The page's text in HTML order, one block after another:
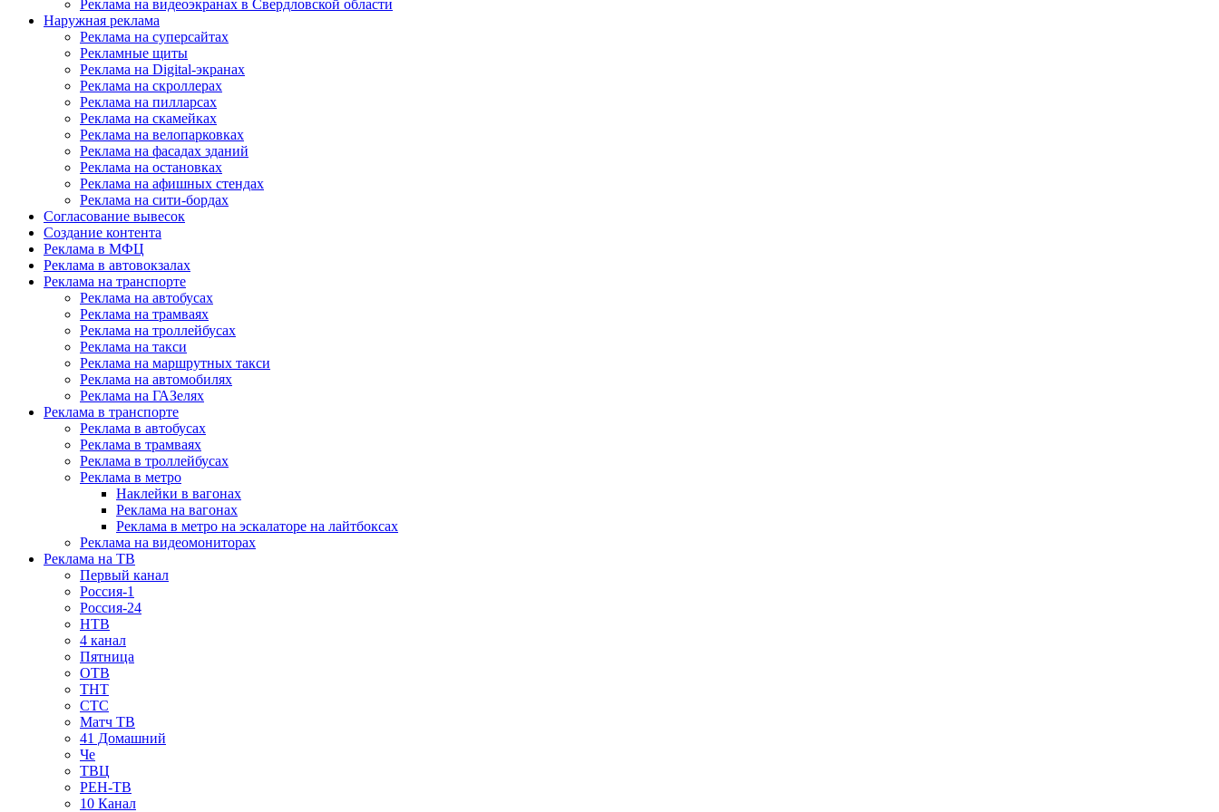
Реклама на видеоэкранах в Свердловской области
Наружная реклама
Реклама на суперсайтах
Рекламные щиты
Реклама на Digital-экранах
Реклама на скроллерах
Реклама на пилларсах
Реклама на скамейках
Реклама на велопарковках
Реклама на фасадах зданий
Реклама на остановках
Реклама на афишных стендах
Реклама на сити-бордах
Согласование вывесок
Создание контента
Реклама в МФЦ
Реклама в автовокзалах
Реклама на транспорте
Реклама на автобусах
Реклама на трамваях
Реклама на троллейбусах
Реклама на такси
Реклама на маршрутных такси
Реклама на автомобилях
Реклама на ГАЗелях
Реклама в транспорте
Реклама в автобусах
Реклама в трамваях
Реклама в троллейбусах
Реклама в метро
Наклейки в вагонах
Реклама на вагонах
Реклама в метро на эскалаторе на лайтбоксах
Реклама на видеомониторах
Реклама на ТВ
Первый канал
Россия-1
Россия-24
НТВ
4 канал
Пятница
ОТВ
ТНТ
СТС
Матч ТВ
41 Домашний
Че
ТВЦ
РЕН-ТВ
10 Канал